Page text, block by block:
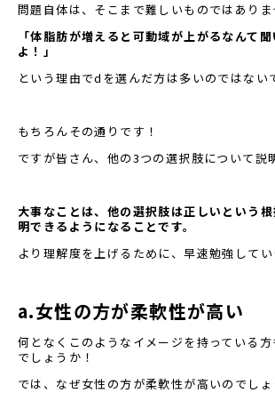
問題自体は、そこまで難しいものではありま
「体脂肪が増えると可動域が上がるなんて
よ！」
という理由でdを選んだ方は多いのではない
もちろんその通りです！
ですが皆さん、他の3つの選択肢について説
大事なことは、他の選択肢は正しいという
明できるようになることです。
より理解度を上げるために、早速勉強してい
a.女性の方が柔軟性が高い
何となくこのようなイメージを持っている
でしょうか！
では、なぜ女性の方が柔軟性が高いのでしょ